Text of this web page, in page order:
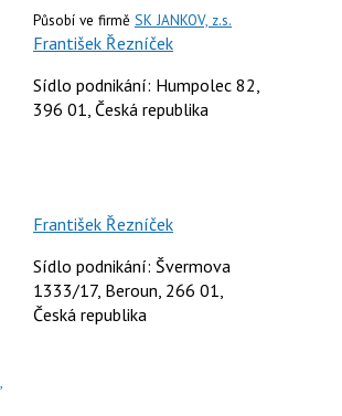
Působí ve firmě SK JANKOV, z.s.
František Řezníček
Sídlo podnikání: Humpolec 82,
396 01, Česká republika
František Řezníček
Sídlo podnikání: Švermova
1333/17, Beroun, 266 01,
Česká republika